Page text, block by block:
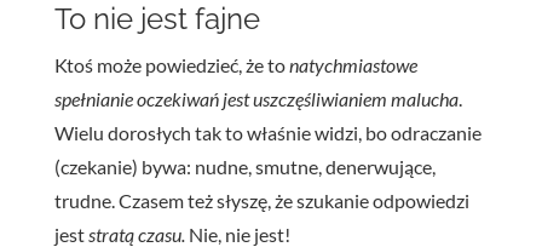
To nie jest fajne
Ktoś może powiedzieć, że tonatychmiastowe
spełnianie oczekiwań jest uszczęśliwianiem malucha.
Wielu dorosłych tak to właśnie widzi, bo odraczanie
(czekanie) bywa: nudne, smutne, denerwujące,
trudne. Czasem też słyszę, że szukanie odpowiedzi
jeststratą czasu.Nie, nie jest!